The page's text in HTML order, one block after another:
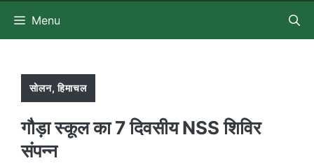
Menu
सोलन,हिमाचल
गौड़ा स्कूल का 7 दिवसीय NSS शिविर
संपन्न